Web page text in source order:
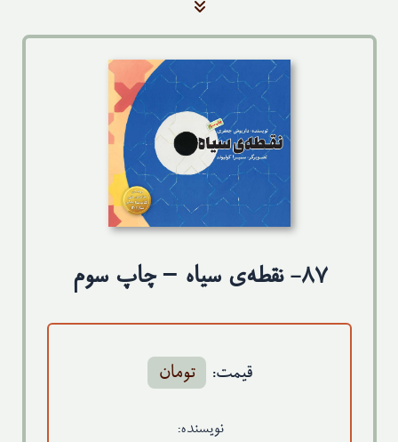
کتاب‌ها
آرشیو بلندخوانی کتاب
درباره‌ی ما
تماس با ما
۸۷- نقطه‌ی سیاه – چاپ سوم
قیمت: تومان
نویسنده: